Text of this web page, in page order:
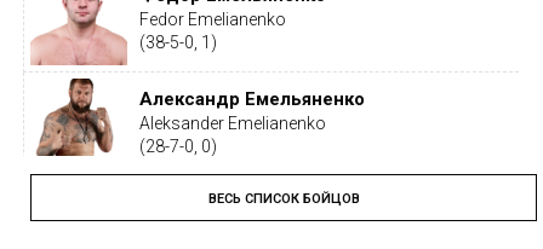
Fedor Emelianenko
(38-5-0, 1)
Александр Емельяненко
Aleksander Emelianenko
(28-7-0, 0)
Тайрон Вудли
Tyron Woodley
ВЕСЬ СПИСОК БОЙЦОВ